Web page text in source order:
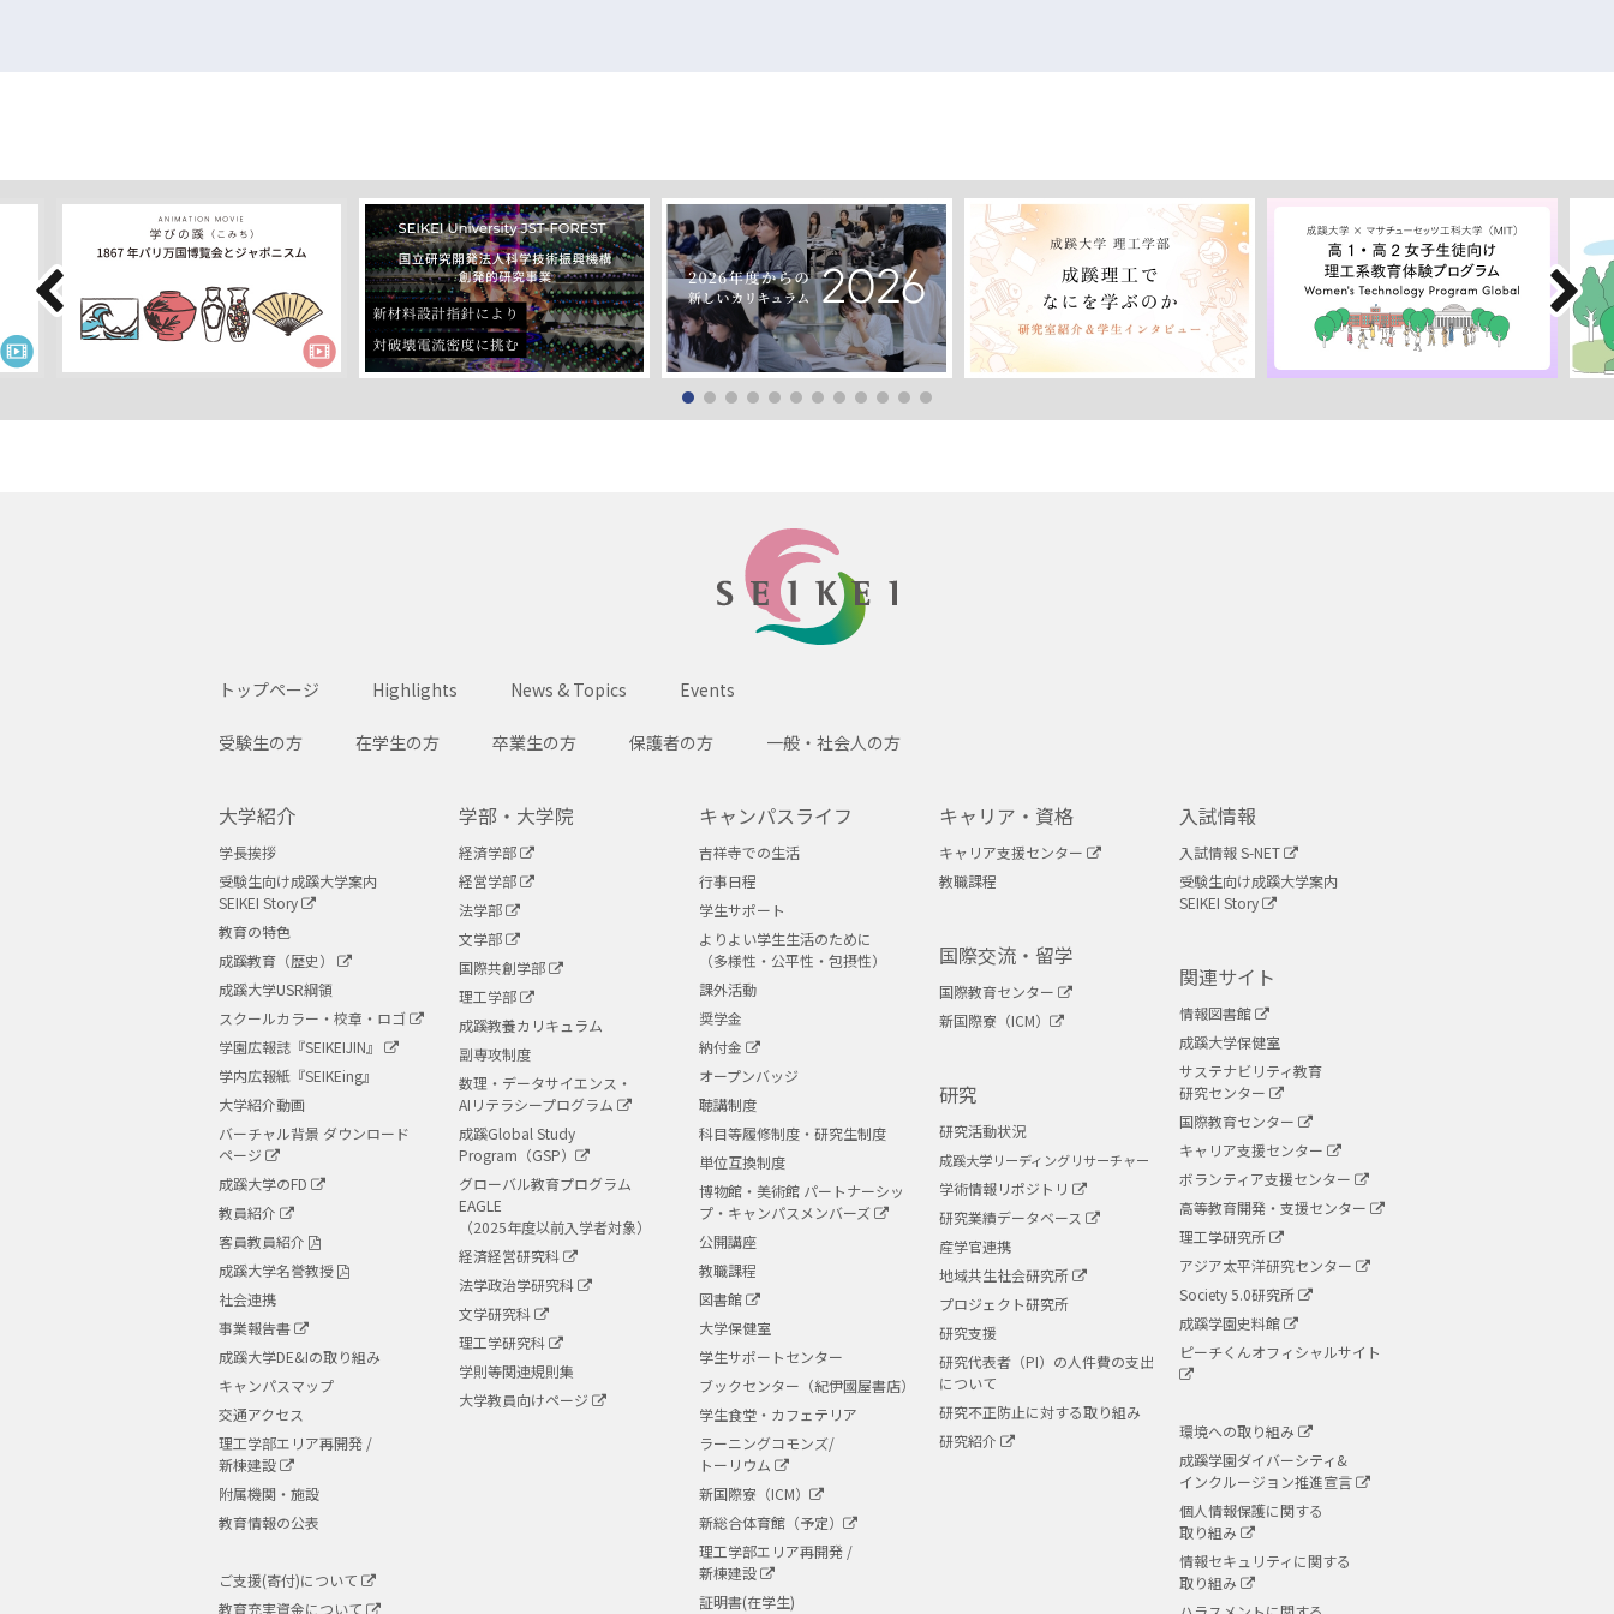
トップページ Highlights News & Topics Events
受験生の方 在学生の方 卒業生の方 保護者の方 一般・社会人の方
大学紹介
学長挨拶
受験生向け成蹊大学案内
SEIKEI Story
教育の特色
成蹊教育（歴史）
成蹊大学USR綱領
スクールカラー・校章・ロゴ
学園広報誌『SEIKEIJIN』
学内広報紙『SEIKEing』
大学紹介動画
バーチャル背景 ダウンロード
ページ
成蹊大学のFD
教員紹介
客員教員紹介
成蹊大学名誉教授
社会連携
事業報告書
成蹊大学DE&Iの取り組み
キャンパスマップ
交通アクセス
理工学部エリア再開発 /
新棟建設
附属機関・施設
教育情報の公表
ご支援(寄付)について
教育充実資金について
学部・大学院
経済学部
経営学部
法学部
文学部
国際共創学部
理工学部
成蹊教養カリキュラム
副専攻制度
数理・データサイエンス・
AIリテラシープログラム
成蹊Global Study
Program（GSP）
グローバル教育プログラム
EAGLE
（2025年度以前入学者対象）
経済経営研究科
法学政治学研究科
文学研究科
理工学研究科
学則等関連規則集
大学教員向けページ
キャンパスライフ
吉祥寺での生活
行事日程
学生サポート
よりよい学生生活のために
（多様性・公平性・包摂性）
課外活動
奨学金
納付金
オープンバッジ
聴講制度
科目等履修制度・研究生制度
単位互換制度
博物館・美術館 パートナーシッ
プ・キャンパスメンバーズ
公開講座
教職課程
図書館
大学保健室
学生サポートセンター
ブックセンター（紀伊國屋書店）
学生食堂・カフェテリア
ラーニングコモンズ/
トーリウム
新国際寮（ICM）
新総合体育館（予定）
理工学部エリア再開発 /
新棟建設
証明書(在学生)
キャリア・資格
キャリア支援センター
教職課程
国際交流・留学
国際教育センター
新国際寮（ICM）
研究
研究活動状況
成蹊大学リーディングリサーチャー
学術情報リポジトリ
研究業績データベース
産学官連携
地域共生社会研究所
プロジェクト研究所
研究支援
研究代表者（PI）の人件費の支出
について
研究不正防止に対する取り組み
研究紹介
入試情報
入試情報 S-NET
受験生向け成蹊大学案内
SEIKEI Story
関連サイト
情報図書館
成蹊大学保健室
サステナビリティ教育
研究センター
国際教育センター
キャリア支援センター
ボランティア支援センター
高等教育開発・支援センター
理工学研究所
アジア太平洋研究センター
Society 5.0研究所
成蹊学園史料館
ピーチくんオフィシャルサイト
環境への取り組み
成蹊学園ダイバーシティ&
インクルージョン推進宣言
個人情報保護に関する
取り組み
情報セキュリティに関する
取り組み